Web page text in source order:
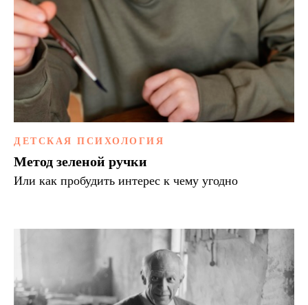
ДЕТСКАЯ ПСИХОЛОГИЯ
Метод зеленой ручки
Или как пробудить интерес к чему угодно